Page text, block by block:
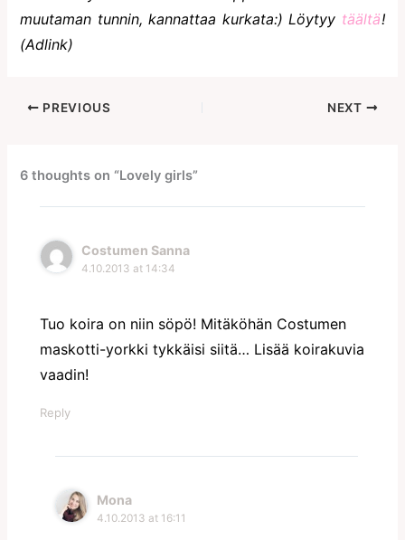
muutaman tunnin, kannattaa kurkata:) Löytyy täältä!
(Adlink)
PREVIOUS NEXT
6 thoughts on “Lovely girls”
Costumen Sanna
4.10.2013 at 14:34
Tuo koira on niin söpö! Mitäköhän Costumen
maskotti-yorkki tykkäisi siitä… Lisää koirakuvia
vaadin!
Reply
Mona
4.10.2013 at 16:11